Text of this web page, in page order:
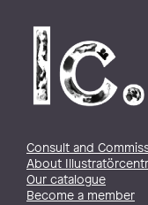
Consult and
About
Our catalogue
Become a member